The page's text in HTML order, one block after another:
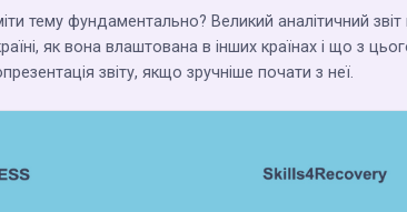
тему фундаментально? Великий аналітичний
як вона влаштована в інших країнах і що з
звіту, якщо зручніше почати з неї.